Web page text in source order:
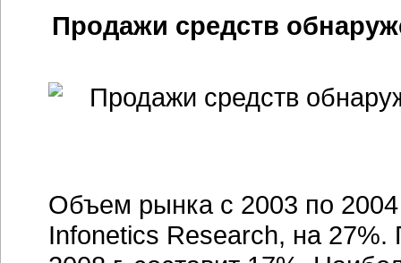
Продажи средств
Объем рынка с 2003 по
Infonetics Research, на